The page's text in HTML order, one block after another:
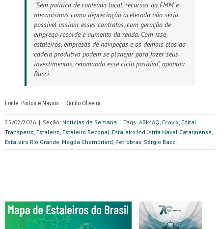
“Sem política de conteúdo local, recursos do FMM e
mecanismos como depreciação acelerada não seria
possível assinar esses contratos, com geração de
emprego recorde e aumento da renda. Com isso,
estaleiros, empresas de navipeças e os demais elos da
cadeia produtiva podem se planejar para fazer seus
investimentos, retomando esse ciclo positivo”, apontou
Bacci.
Fonte: Portos e Navios – Danilo Oliveira
25/02/2026 | Seção: Notícias da Semana | Tags: ABIMAQ, Ecovix, Edital
Transpetro, Estaleiro, Estaleiro Beconal, Estaleiro Indústria Naval Catarinense,
Estaleiro Rio Grande, Magda Chambriard, Petrobras, Sérgio Bacci